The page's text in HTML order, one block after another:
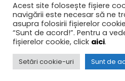
Ultima modificare a
Acest site folosește fișiere
navigării este necesar să ne
asupra folosirii fișierelor
“Sunt de acord!”. Pentru a
fișierelor cookie, click aici.
Setări cookie-uri Sunt de